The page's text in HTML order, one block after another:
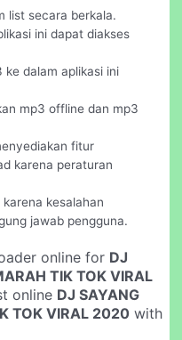
list secara berkala.
ini dapat diakses
dalam aplikasi ini
mp3 offline dan mp3
fitur
karena peraturan
kesalahan
jawab pengguna.
online for DJ
TIK TOK VIRAL
online DJ SAYANG
TOK VIRAL 2020 with